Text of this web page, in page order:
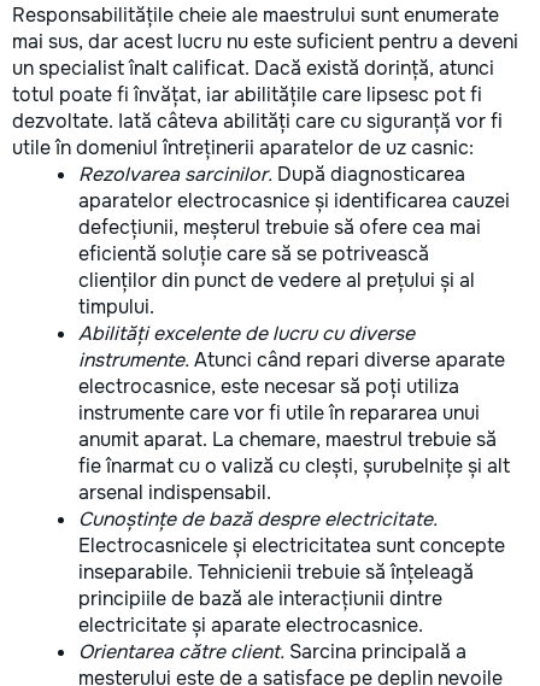
Responsabilitățile cheie ale maestrului sunt enumerate
mai sus, dar acest lucru nu este suficient pentru a deveni
un specialist înalt calificat. Dacă există dorință, atunci
totul poate fi învățat, iar abilitățile care lipsesc pot fi
dezvoltate. Iată câteva abilități care cu siguranță vor fi
utile în domeniul întreținerii aparatelor de uz casnic:
Rezolvarea sarcinilor. După diagnosticarea
aparatelor electrocasnice și identificarea cauzei
defecțiunii, meșterul trebuie să ofere cea mai
eficientă soluție care să se potrivească
clienților din punct de vedere al prețului și al
timpului.
Abilități excelente de lucru cu diverse
instrumente. Atunci când repari diverse aparate
electrocasnice, este necesar să poți utiliza
instrumente care vor fi utile în repararea unui
anumit aparat. La chemare, maestrul trebuie să
fie înarmat cu o valiză cu clești, șurubelnițe și alt
arsenal indispensabil.
Cunoștințe de bază despre electricitate.
Electrocasnicele și electricitatea sunt concepte
inseparabile. Tehnicienii trebuie să înțeleagă
principiile de bază ale interacțiunii dintre
electricitate și aparate electrocasnice.
Orientarea către client. Sarcina principală a
meșterului este de a satisface pe deplin nevoile